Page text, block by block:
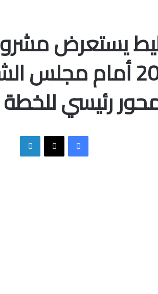
يستعرض
2026/2027 أمام
رئيسي للخطة
فيسبوك X